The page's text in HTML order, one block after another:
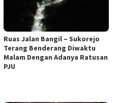
Ruas Jalan Bangil – Sukorejo
Terang Benderang Diwaktu
Malam Dengan Adanya Ratusan
PJU